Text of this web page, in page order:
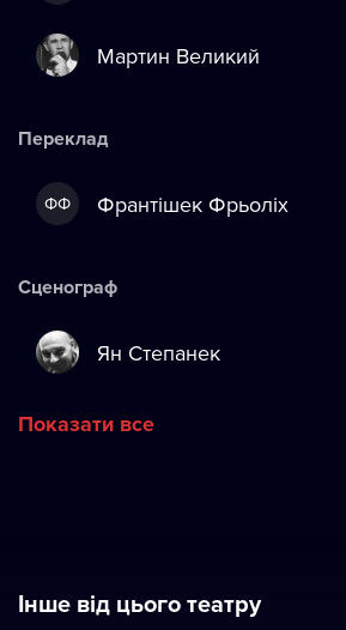
Мартин Великий
Переклад
ФФ Франтішек Фрьоліх
Сценограф
Ян Степанек
Показати все
Інше від цього театру